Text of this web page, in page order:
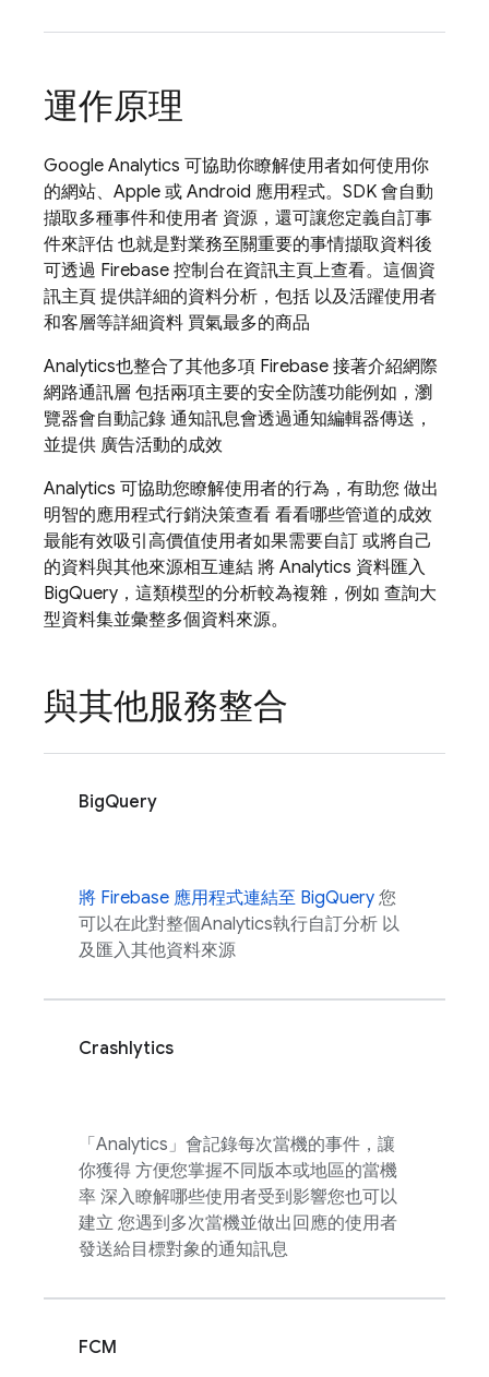
運作原理
Google Analytics 可協助你瞭解使用者如何使用你
的網站、Apple 或 Android 應用程式。SDK 會自動
擷取多種事件和使用者 資源，還可讓您定義自訂事
件來評估 也就是對業務至關重要的事情擷取資料後
可透過 Firebase 控制台在資訊主頁上查看。這個資
訊主頁 提供詳細的資料分析，包括 以及活躍使用者
和客層等詳細資料 買氣最多的商品
Analytics也整合了其他多項 Firebase 接著介紹網際
網路通訊層 包括兩項主要的安全防護功能例如，瀏
覽器會自動記錄 通知訊息會透過通知編輯器傳送，
並提供 廣告活動的成效
Analytics 可協助您瞭解使用者的行為，有助您 做出
明智的應用程式行銷決策查看 看看哪些管道的成效
最能有效吸引高價值使用者如果需要自訂 或將自己
的資料與其他來源相互連結 將 Analytics 資料匯入
BigQuery，這類模型的分析較為複雜，例如 查詢大
型資料集並彙整多個資料來源。
與其他服務整合
BigQuery
將 Firebase 應用程式連結至 BigQuery 您
可以在此對整個Analytics執行自訂分析 以
及匯入其他資料來源
Crashlytics
「 Analytics 」會記錄每次當機的事件，讓
你獲得 方便您掌握不同版本或地區的當機
率 深入瞭解哪些使用者受到影響您也可以
建立 您遇到多次當機並做出回應的使用者
發送給目標對象的通知訊息
FCM